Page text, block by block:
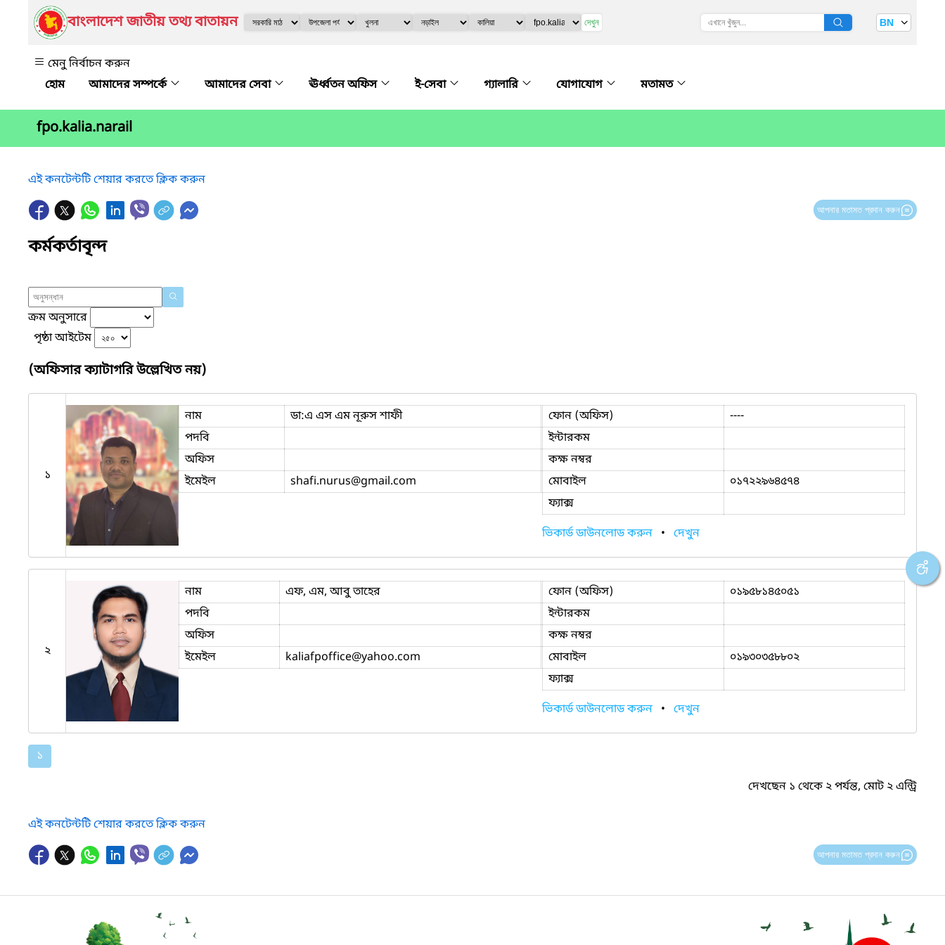
বাংলাদেশ জাতীয় তথ্য বাতায়ন দেখুন BN
মেনু নির্বাচন করুন
আমাদের সম্পর্কে
আমাদের সেবা ঊর্ধ্বতন অফিস ই-সেবা গ্যালারি যোগাযোগ মতামত
fpo.kalia.narail
এই কনটেন্টটি শেয়ার করতে ক্লিক করুন
আপনার মতামত প্রদান করুন
কর্মকর্তাবৃন্দ
ক্রম অনুসারে
পৃষ্ঠা আইটেম
(অফিসার ক্যাটাগরি উল্লেখিত নয়)
১
নাম
ডা:এ এস এম নূরুস শাফী
পদবি
অফিস
ইমেইল
shafi.nurus@gmail.com
ফোন (অফিস)
----
ইন্টারকম
কক্ষ নম্বর
মোবাইল
০১৭২২৯৬৪৫৭৪
ফ্যাক্স
ভিকার্ড ডাউনলোড করুন • দেখুন
২
নাম
এফ, এম, আবু তাহের
পদবি
অফিস
ইমেইল
kaliafpoffice@yahoo.com
ফোন (অফিস)
০১৯৫৮১৪৫০৫১
ইন্টারকম
কক্ষ নম্বর
মোবাইল
০১৯৩০৩৫৮৮০২
ফ্যাক্স
ভিকার্ড ডাউনলোড করুন • দেখুন
১
দেখছেন ১ থেকে ২ পর্যন্ত, মোট ২ এন্ট্রি
এই কনটেন্টটি শেয়ার করতে ক্লিক করুন
আপনার মতামত প্রদান করুন